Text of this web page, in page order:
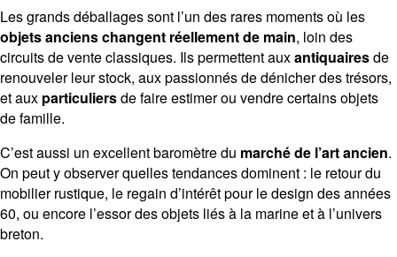
Les grands déballages sont l’un des rares moments où les
objets anciens changent réellement de main, loin des
circuits de vente classiques. Ils permettent auxantiquairesde
renouveler leur stock, aux passionnés de dénicher des trésors,
et aux particuliersde faire estimer ou vendre certains objets
de famille.
C’est aussi un excellent baromètre du marché de l’art ancien.
On peut y observer quelles tendances dominent : le retour du
mobilier rustique, le regain d’intérêt pour le design des années
60, ou encore l’essor des objets liés à la marine et à l’univers
breton.